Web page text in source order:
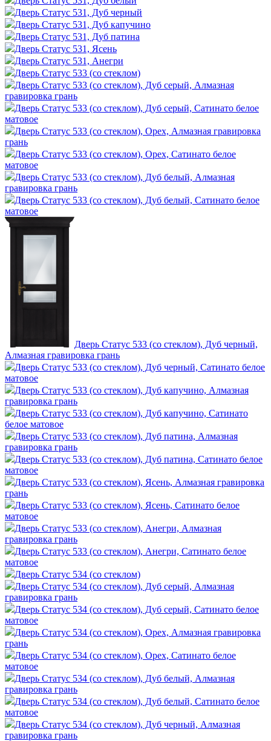
Дверь Статус 531, Дуб черный
Дверь Статус 531, Дуб капучино
Дверь Статус 531, Дуб патина
Дверь Статус 531, Ясень
Дверь Статус 531, Анегри
Дверь Статус 533 (со стеклом)
Дверь Статус 533 (со стеклом), Дуб серый, Алмазная
гравировка грань
Дверь Статус 533 (со стеклом), Дуб серый, Сатинато белое
матовое
Дверь Статус 533 (со стеклом), Орех, Алмазная гравировка
грань
Дверь Статус 533 (со стеклом), Орех, Сатинато белое
матовое
Дверь Статус 533 (со стеклом), Дуб белый, Алмазная
гравировка грань
Дверь Статус 533 (со стеклом), Дуб белый, Сатинато белое
матовое
Дверь Статус 533 (со стеклом), Дуб черный,
Алмазная гравировка грань
Дверь Статус 533 (со стеклом), Дуб черный, Сатинато белое
матовое
Дверь Статус 533 (со стеклом), Дуб капучино, Алмазная
гравировка грань
Дверь Статус 533 (со стеклом), Дуб капучино, Сатинато
белое матовое
Дверь Статус 533 (со стеклом), Дуб патина, Алмазная
гравировка грань
Дверь Статус 533 (со стеклом), Дуб патина, Сатинато белое
матовое
Дверь Статус 533 (со стеклом), Ясень, Алмазная гравировка
грань
Дверь Статус 533 (со стеклом), Ясень, Сатинато белое
матовое
Дверь Статус 533 (со стеклом), Анегри, Алмазная
гравировка грань
Дверь Статус 533 (со стеклом), Анегри, Сатинато белое
матовое
Дверь Статус 534 (со стеклом)
Дверь Статус 534 (со стеклом), Дуб серый, Алмазная
гравировка грань
Дверь Статус 534 (со стеклом), Дуб серый, Сатинато белое
матовое
Дверь Статус 534 (со стеклом), Орех, Алмазная гравировка
грань
Дверь Статус 534 (со стеклом), Орех, Сатинато белое
матовое
Дверь Статус 534 (со стеклом), Дуб белый, Алмазная
гравировка грань
Дверь Статус 534 (со стеклом), Дуб белый, Сатинато белое
матовое
Дверь Статус 534 (со стеклом), Дуб черный, Алмазная
гравировка грань